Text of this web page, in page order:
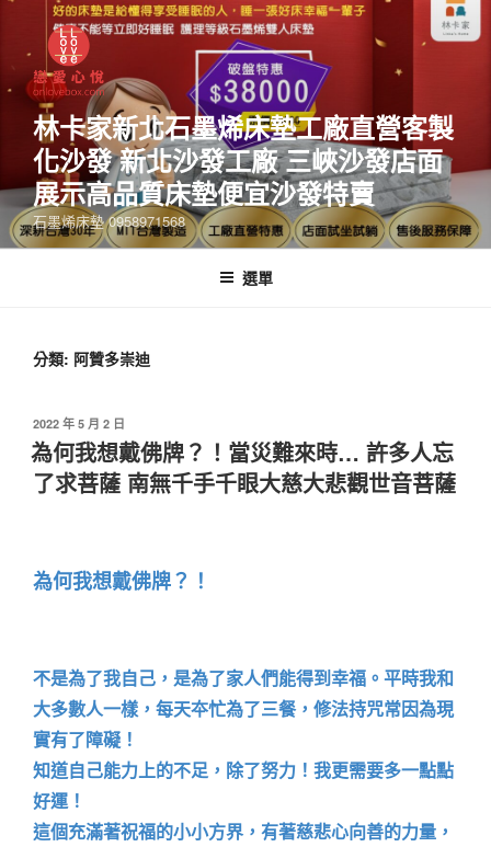
林卡家新北石墨烯床墊工廠直營客製
化沙發 新北沙發工廠 三峽沙發店面
展示高品質床墊便宜沙發特賣
石墨烯床墊 0958971568
選單
分類: 阿贊多崇迪
2022 年 5 月 2 日
為何我想戴佛牌？！當災難來時… 許多人忘
了求菩薩 南無千手千眼大慈大悲觀世音菩薩
為何我想戴佛牌？！
𣎴是為了我自己，是為了家人們能得到幸福。平時我和
大多數人一樣，每天夲忙為了三餐，修法持咒常因為現
實有了障礙！
知道自己能力上的不足，除了努力！我更需要多一點點
好運！
這個充滿著祝福的小小方界，有著慈悲心向善的力量，